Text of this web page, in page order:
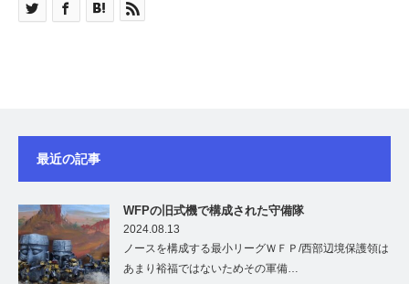
最近の記事
WFPの旧式機で構成された守備隊
2024.08.13
ノースを構成する最小リーグＷＦＰ/西部辺境保護領は
あまり裕福ではないためその軍備…